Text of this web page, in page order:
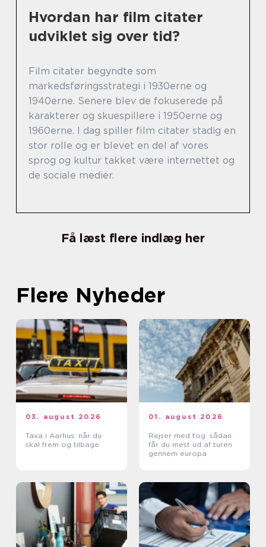
Hvordan har film citater
udviklet sig over tid?
Film citater begyndte som
markedsføringsstrategi i 1930erne og
1940erne. Senere blev de fokuserede på
karakterer og skuespillere i 1950erne og
1960erne. I dag spiller film citater stadig en
stor rolle og er blevet en del af vores
sprog og kultur takket være internettet og
de sociale medier.
Få læst flere indlæg her
Flere Nyheder
03. august 2026
Taxa i Aarhus: når du
skal frem og tilbage
01. august 2026
Rejser med tog: sådan
får du mest ud af turen
gennem europa